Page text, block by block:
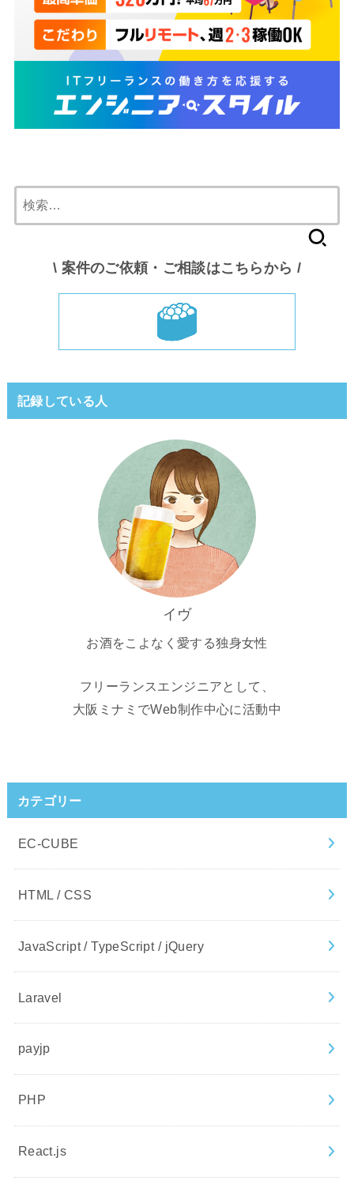
索:
\ 案件のご依頼・ご相談はこちらから /
記録している人
イヴ
お酒をこよなく愛する独身女性
フリーランスエンジニアとして、
大阪ミナミでWeb制作中心に活動中
カテゴリー
EC-CUBE
HTML / CSS
JavaScript / TypeScript / jQuery
Laravel
payjp
PHP
React.js